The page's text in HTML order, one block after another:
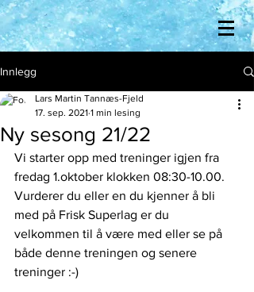
Innlegg
Ny sesong 21/22
Lars Martin Tannæs-Fjeld
17. sep. 2021 1 min lesing
Vi starter opp med treninger igjen fra
fredag 1.oktober klokken 08:30-10.00.
Vurderer du eller en du kjenner å bli
med på Frisk Superlag er du
velkommen til å være med eller se på
både denne treningen og senere
treninger :-)